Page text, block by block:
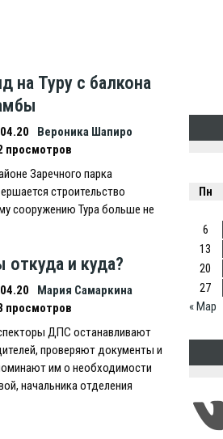
на Туру с балкона
Вероника Шапиро
просмотров
Заречного парка
строительство
сооружению Тура больше не
откуда и куда?
Мария Самаркина
просмотров
ДПС останавливают
проверяют документы и
им о необходимости
начальника отделения
Пн
6
13
20
27
« Мар